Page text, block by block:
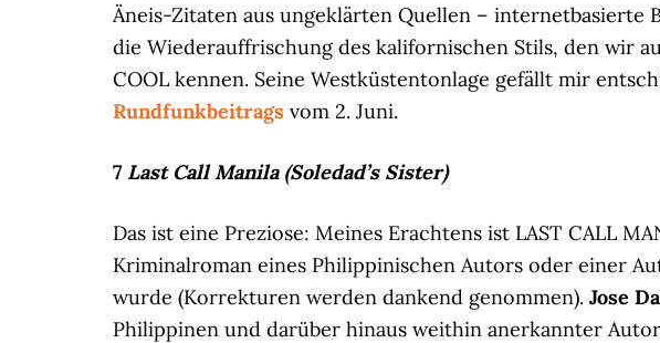
Äneis-Zitaten aus ungeklärten Quellen – internetbasierte
die Wiederauffrischung des kalifornischen Stils, den wir
COOL kennen. Seine Westküstentonlage gefällt mir
Rundfunkbeitrags vom 2. Juni.
7 Last Call Manila (Soledad’s Sister)
Das ist eine Preziose: Meines Erachtens ist LAST CALL
Kriminalroman eines Philippinischen Autors oder einer
wurde (Korrekturen werden dankend genommen). Jose
Philippinen und darüber hinaus weithin anerkannter